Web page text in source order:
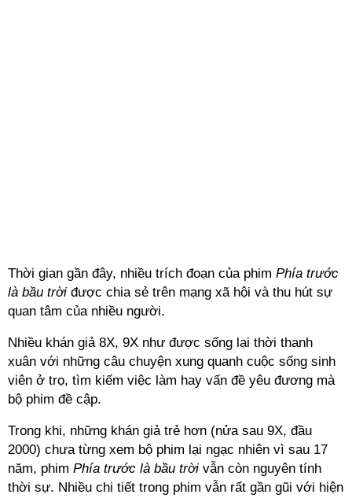
Thời gian gần đây, nhiều trích đoạn của phim Phía trước
là bầu trời được chia sẻ trên mạng xã hội và thu hút sự
quan tâm của nhiều người.
Nhiều khán giả 8X, 9X như được sống lại thời thanh
xuân với những câu chuyện xung quanh cuộc sống sinh
viên ở trọ, tìm kiếm việc làm hay vấn đề yêu đương mà
bộ phim đề cập.
Trong khi, những khán giả trẻ hơn (nửa sau 9X, đầu
2000) chưa từng xem bộ phim lại ngạc nhiên vì sau 17
năm, phim Phía trước là bầu trời vẫn còn nguyên tính
thời sự. Nhiều chi tiết trong phim vẫn rất gần gũi với hiện